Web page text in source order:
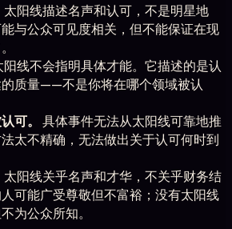
太阳线描述名声和认可，不是明星地
与公众可见度相关，但不能保证在现
阳线不会指明具体才能。它描述的是认
质量——不是你将在哪个领域被认
可。
具体事件无法从太阳线可靠地推
太不精确，无法做出关于认可何时到
太阳线关乎名声和才华，不关乎财务结
可能广受尊敬但不富裕；没有太阳线
为公众所知。